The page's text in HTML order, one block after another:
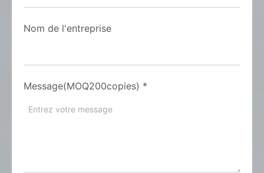
Nom de l'entreprise
Message(MOQ200copies) *